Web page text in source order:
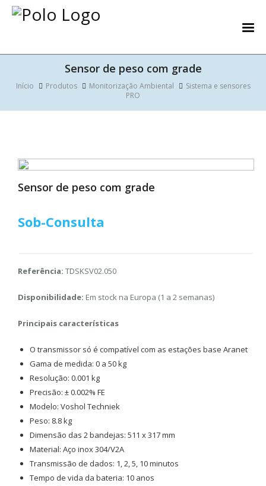
Sensor de peso com grade
Início Produtos Monitorização Ambiental
Sistema e sensores
PRO
Sensor de peso com grade
Sob-Consulta
Referência: TDSKSV02.050
Disponibilidade: Em stock na Europa (1 a 2 semanas)
Principais características
O transmissor só é compatível com as estações base Aranet
Gama de medida: 0 a 50 kg
Resolução: 0.001 kg
Precisão: ± 0.002% FE
Modelo: Voshol Techniek
Peso: 8.8 kg
Dimensão das 2 bandejas: 511 x 317 mm
Material: Aço inox 304/V2A
Transmissão de dados: 1, 2, 5, 10 minutos
Tempo de vida da bateria: 10 anos